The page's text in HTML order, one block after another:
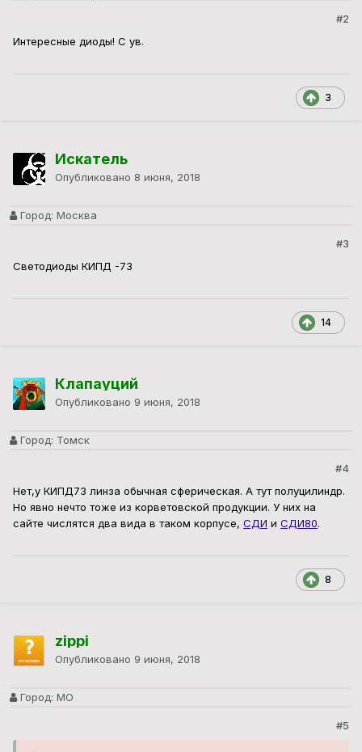
#2
Интересные диоды! С ув.
3
Искатель
Опубликовано 8 июня, 2018
Город: Москва
#3
Светодиоды КИПД -73
14
Клапауций
Опубликовано 9 июня, 2018
Город: Томск
#4
Нет,у КИПД73 линза обычная сферическая. А тут полуцилиндр.
Но явно нечто тоже из корветовской продукции. У них на
сайте числятся два вида в таком корпусе, СДИ и СДИ80.
8
zippi
Опубликовано 9 июня, 2018
Город: МО
#5